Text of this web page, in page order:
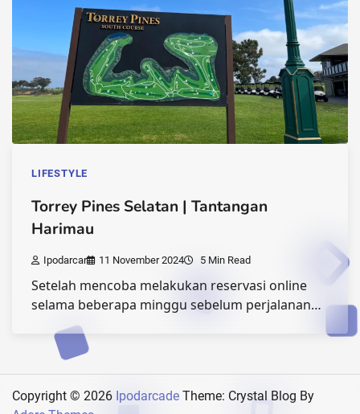
LIFESTYLE
Torrey Pines Selatan | Tantangan
Harimau
Ipodarcar 11 November 2024 5 Min Read
Setelah mencoba melakukan reservasi online
selama beberapa minggu sebelum perjalanan…
Copyright © 2026 Ipodarcade Theme: Crystal Blog By